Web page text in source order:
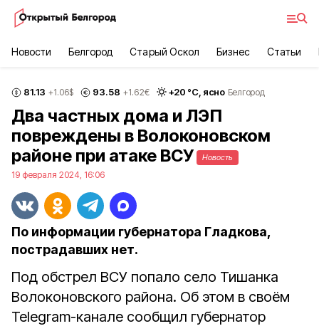
Новости Белгород Старый Оскол Бизнес Статьи
81.13 +1.06$ 93.58 +1.62€ +20 °С, ясно Белгород
Два частных дома и ЛЭП
повреждены в Волоконовском
районе при атаке ВСУ
Новость
19 февраля 2024, 16:06
По информации губернатора Гладкова,
пострадавших нет.
Под обстрел ВСУ попало село Тишанка
Волоконовского района. Об этом в своём
Telegram-канале сообщил губернатор